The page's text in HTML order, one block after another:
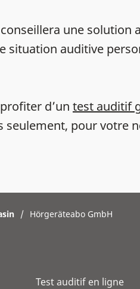
une solution
situation auditive
d’un test auditif
seulement, pour votre
/ Hörgeräteabo GmbH
Test auditif en ligne